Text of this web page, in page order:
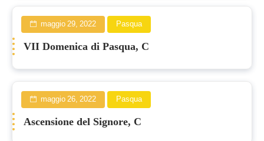
maggio 29, 2022 Pasqua
VII Domenica di Pasqua, C
maggio 26, 2022 Pasqua
Ascensione del Signore, C